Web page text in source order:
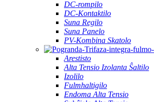
DC-rompilo
DC-Kontaktilo
Suna Regilo
Suna Panelo
PV-Kombina Skatolo
Arestisto
Alta Tensio Izolanta Ŝaltilo
Izolilo
Fulmhaltigilo
Endoma Alta Tensio